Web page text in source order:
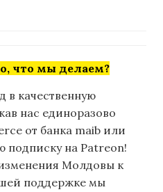
что мы делаем?
в качественную
нас единоразово
от банка maib или
подписку на Patreon!
Молдовы к
поддержке мы